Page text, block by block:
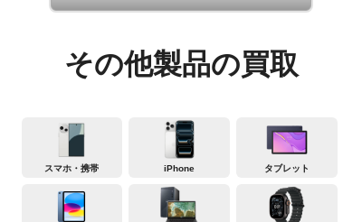
その他製品の買取
スマホ・携帯 iPhone タブレット